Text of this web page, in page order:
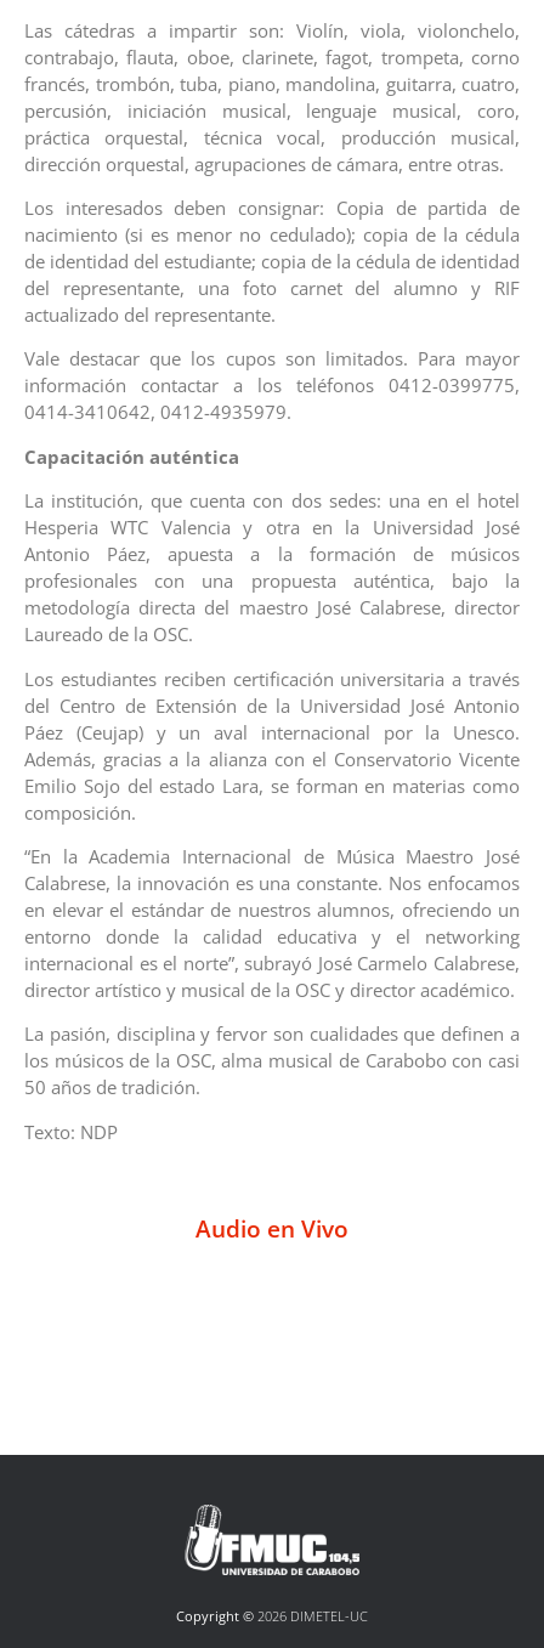
Las cátedras a impartir son: Violín, viola, violonchelo,
contrabajo, flauta, oboe, clarinete, fagot, trompeta, corno
francés, trombón, tuba, piano, mandolina, guitarra, cuatro,
percusión, iniciación musical, lenguaje musical, coro,
práctica orquestal, técnica vocal, producción musical,
dirección orquestal, agrupaciones de cámara, entre otras.
Los interesados deben consignar: Copia de partida de
nacimiento (si es menor no cedulado); copia de la cédula
de identidad del estudiante; copia de la cédula de identidad
del representante, una foto carnet del alumno y RIF
actualizado del representante.
Vale destacar que los cupos son limitados. Para mayor
información contactar a los teléfonos 0412-0399775,
0414-3410642, 0412-4935979.
Capacitación auténtica
La institución, que cuenta con dos sedes: una en el hotel
Hesperia WTC Valencia y otra en la Universidad José
Antonio Páez, apuesta a la formación de músicos
profesionales con una propuesta auténtica, bajo la
metodología directa del maestro José Calabrese, director
Laureado de la OSC.
Los estudiantes reciben certificación universitaria a través
del Centro de Extensión de la Universidad José Antonio
Páez (Ceujap) y un aval internacional por la Unesco.
Además, gracias a la alianza con el Conservatorio Vicente
Emilio Sojo del estado Lara, se forman en materias como
composición.
“En la Academia Internacional de Música Maestro José
Calabrese, la innovación es una constante. Nos enfocamos
en elevar el estándar de nuestros alumnos, ofreciendo un
entorno donde la calidad educativa y el networking
internacional es el norte”, subrayó José Carmelo Calabrese,
director artístico y musical de la OSC y director académico.
La pasión, disciplina y fervor son cualidades que definen a
los músicos de la OSC, alma musical de Carabobo con casi
50 años de tradición.
Texto: NDP
Audio en Vivo
Copyright © 2026 DIMETEL-UC